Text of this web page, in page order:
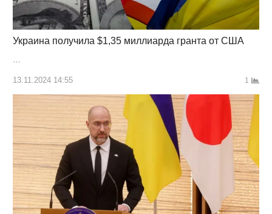
Украина получила $1,35 миллиарда гранта от США
…
13.11.2024 14:55 1